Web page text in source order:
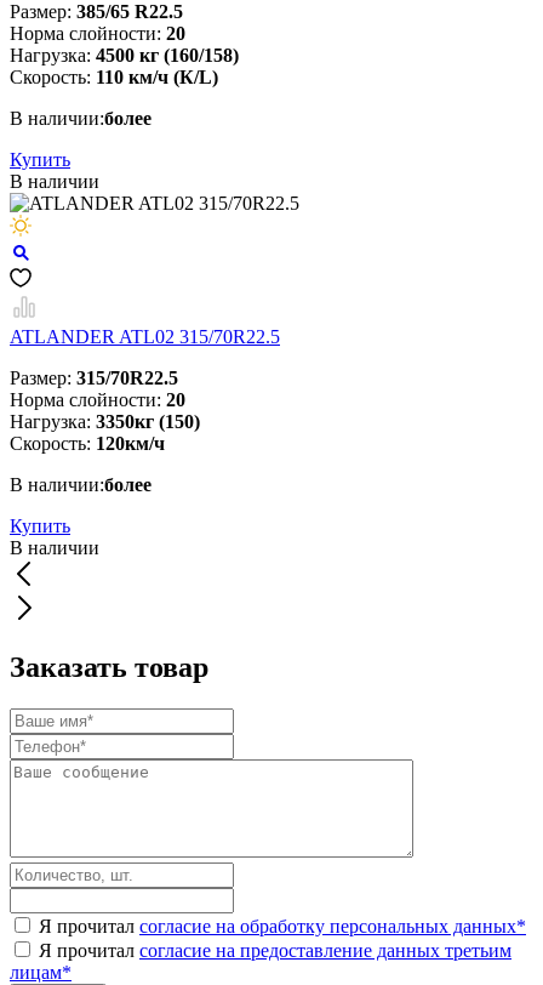
Размер: 385/65 R22.5
Норма слойности: 20
Нагрузка: 4500 кг (160/158)
Скорость: 110 км/ч (К/L)
В наличии:более
Купить
В наличии
ATLANDER ATL02 315/70R22.5
Размер: 315/70R22.5
Норма слойности: 20
Нагрузка: 3350кг (150)
Скорость: 120км/ч
В наличии:более
Купить
В наличии
Заказать товар
Я прочитал согласие на обработку персональных данных*
Я прочитал согласие на предоставление данных третьим
лицам*